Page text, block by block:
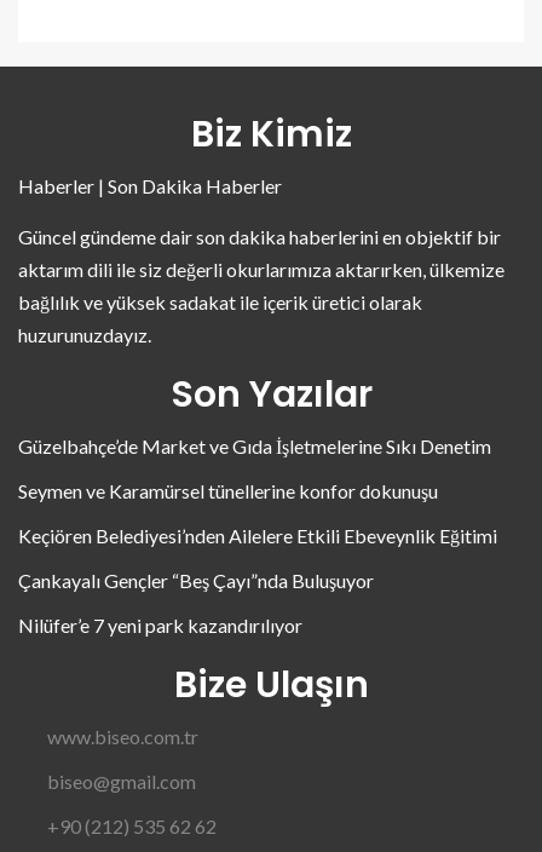
Biz Kimiz
Haberler | Son Dakika Haberler
Güncel gündeme dair son dakika haberlerini en objektif bir
aktarım dili ile siz değerli okurlarımıza aktarırken, ülkemize
bağlılık ve yüksek sadakat ile içerik üretici olarak
huzurunuzdayız.
Son Yazılar
Güzelbahçe’de Market ve Gıda İşletmelerine Sıkı Denetim
Seymen ve Karamürsel tünellerine konfor dokunuşu
Keçiören Belediyesi’nden Ailelere Etkili Ebeveynlik Eğitimi
Çankayalı Gençler “Beş Çayı”nda Buluşuyor
Nilüfer’e 7 yeni park kazandırılıyor
Bize Ulaşın
www.biseo.com.tr
biseo@gmail.com
+90 (212) 535 62 62